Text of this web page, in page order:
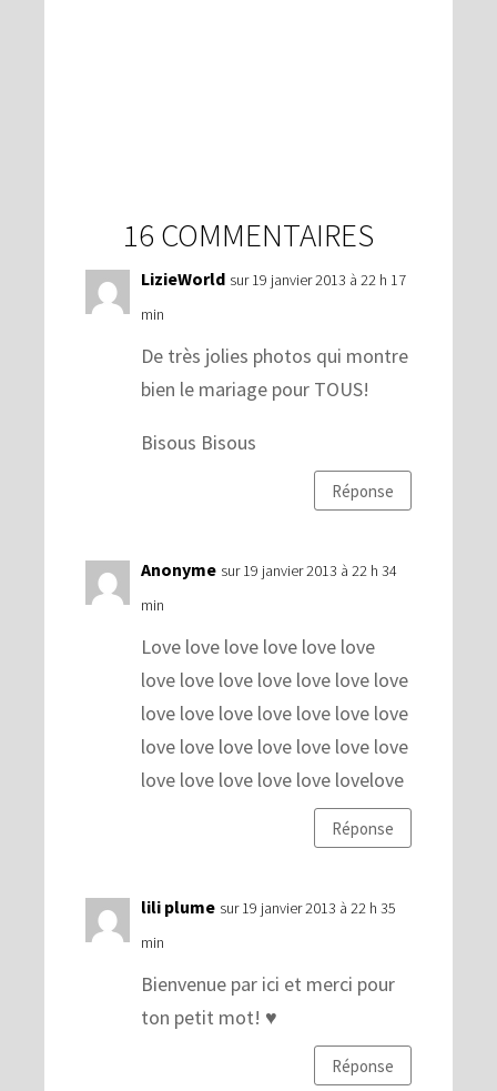
16 COMMENTAIRES
LizieWorld sur 19 janvier 2013 à 22 h 17
min
De très jolies photos qui montre
bien le mariage pour TOUS!
Bisous Bisous
Réponse
Anonyme sur 19 janvier 2013 à 22 h 34
min
Love love love love love love
love love love love love love love
love love love love love love love
love love love love love love love
love love love love love lovelove
Réponse
lili plume sur 19 janvier 2013 à 22 h 35
min
Bienvenue par ici et merci pour
ton petit mot! ♥
Réponse